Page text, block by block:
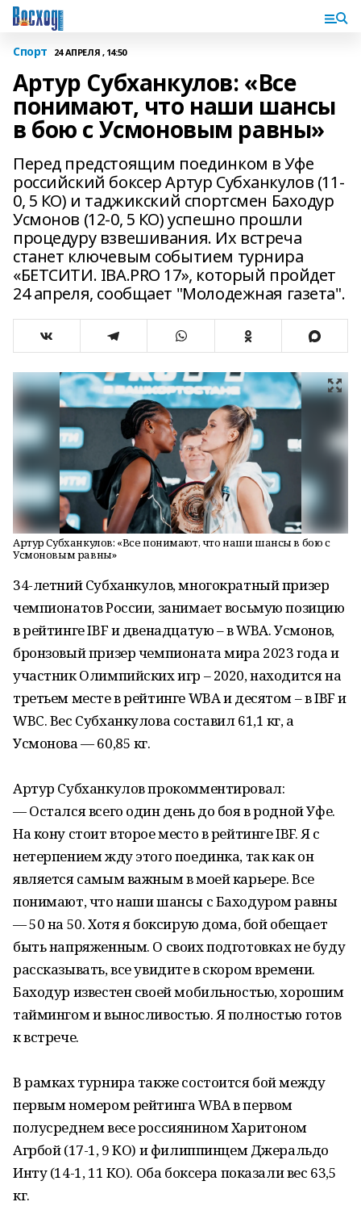
Спорт 24 АПРЕЛЯ , 14:50
Артур Субханкулов: «Все
понимают, что наши шансы
в бою с Усмоновым равны»
Перед предстоящим поединком в Уфе
российский боксер Артур Субханкулов (11-
0, 5 КО) и таджикский спортсмен Баходур
Усмонов (12-0, 5 КО) успешно прошли
процедуру взвешивания. Их встреча
станет ключевым событием турнира
«БЕТСИТИ. IBA.PRO 17», который пройдет
24 апреля, сообщает "Молодежная газета".
Артур Субханкулов: «Все понимают, что наши шансы в бою с
Усмоновым равны»
34-летний Субханкулов, многократный призер
чемпионатов России, занимает восьмую позицию
в рейтинге IBF и двенадцатую – в WBA. Усмонов,
бронзовый призер чемпионата мира 2023 года и
участник Олимпийских игр – 2020, находится на
третьем месте в рейтинге WBA и десятом – в IBF и
WBC. Вес Субханкулова составил 61,1 кг, а
Усмонова — 60,85 кг.
Артур Субханкулов прокомментировал:
— Остался всего один день до боя в родной Уфе.
На кону стоит второе место в рейтинге IBF. Я с
нетерпением жду этого поединка, так как он
является самым важным в моей карьере. Все
понимают, что наши шансы с Баходуром равны
— 50 на 50. Хотя я боксирую дома, бой обещает
быть напряженным. О своих подготовках не буду
рассказывать, все увидите в скором времени.
Баходур известен своей мобильностью, хорошим
таймингом и выносливостью. Я полностью готов
к встрече.
В рамках турнира также состоится бой между
первым номером рейтинга WBA в первом
полусреднем весе россиянином Харитоном
Агрбой (17-1, 9 КО) и филиппинцем Джеральдо
Инту (14-1, 11 КО). Оба боксера показали вес 63,5
кг.